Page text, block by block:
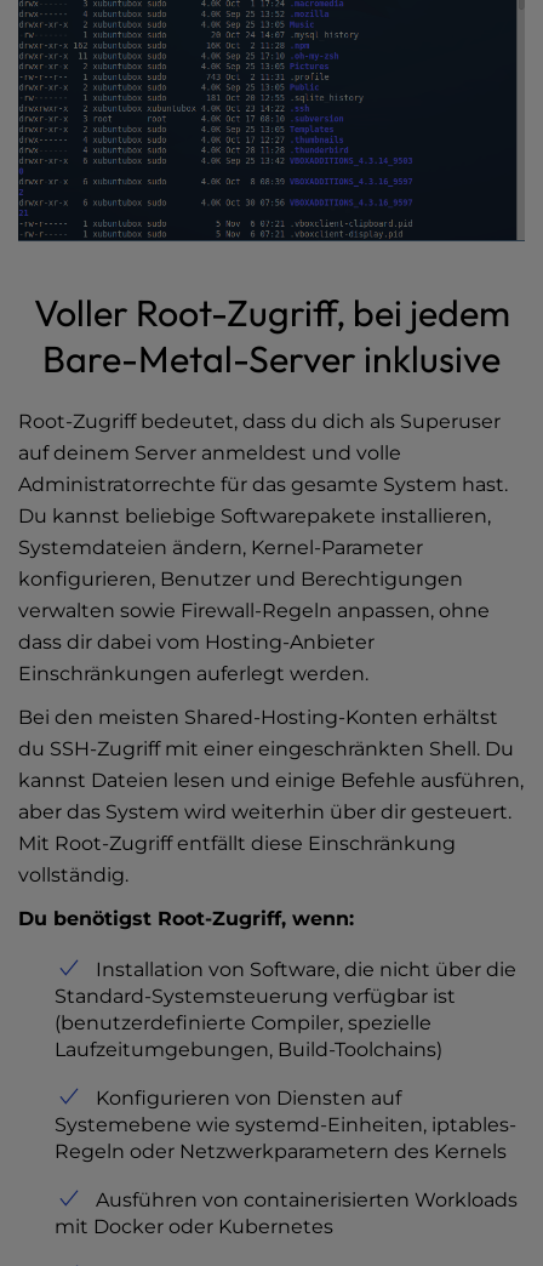
Voller Root-Zugriff, bei jedem
Bare-Metal-Server inklusive
Root-Zugriff bedeutet, dass du dich als Superuser
auf deinem Server anmeldest und volle
Administratorrechte für das gesamte System hast.
Du kannst beliebige Softwarepakete installieren,
Systemdateien ändern, Kernel-Parameter
konfigurieren, Benutzer und Berechtigungen
verwalten sowie Firewall-Regeln anpassen, ohne
dass dir dabei vom Hosting-Anbieter
Einschränkungen auferlegt werden.
Bei den meisten Shared-Hosting-Konten erhältst
du SSH-Zugriff mit einer eingeschränkten Shell. Du
kannst Dateien lesen und einige Befehle ausführen,
aber das System wird weiterhin über dir gesteuert.
Mit Root-Zugriff entfällt diese Einschränkung
vollständig.
Du benötigst Root-Zugriff, wenn:
Installation von Software, die nicht über die
Standard-Systemsteuerung verfügbar ist
(benutzerdefinierte Compiler, spezielle
Laufzeitumgebungen, Build-Toolchains)
Konfigurieren von Diensten auf
Systemebene wie systemd-Einheiten, iptables-
Regeln oder Netzwerkparametern des Kernels
Ausführen von containerisierten Workloads
mit Docker oder Kubernetes